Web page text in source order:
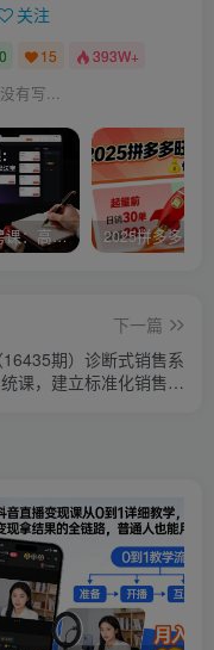
关注
0 15 393W+
有写...
淘高客单私房课：高客单成交的3个核心基础，1个实操法宝
下一篇
（16435期）诊断式销售系
统课，建立标准化销售体